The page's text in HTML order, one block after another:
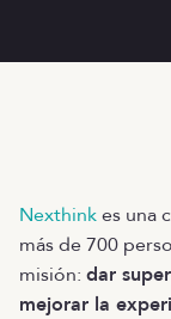
Nexthinkes una
más de 700
misión: dar
mejorar la